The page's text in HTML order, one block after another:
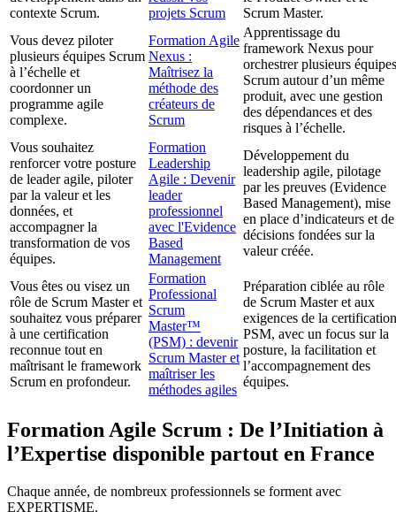
contexte Scrum.
projets Scrum
Scrum Master.
Vous devez piloter
plusieurs équipes Scrum
à l’échelle et
coordonner un
programme agile
complexe.
Formation Agile
Nexus :
Maîtrisez la
méthode des
créateurs de
Scrum
Apprentissage du
framework Nexus pour
orchestrer plusieurs équipes
Scrum autour d’un même
produit, avec une gestion
des dépendances et des
risques à l’échelle.
Vous souhaitez
renforcer votre posture
de leader agile, piloter
par la valeur et les
données, et
accompagner la
transformation de vos
équipes.
Formation
Leadership
Agile : Devenir
leader
professionnel
avec l'Evidence
Based
Management
Développement du
leadership agile, pilotage
par les preuves (Evidence
Based Management), mise
en place d’indicateurs et de
décisions fondées sur la
valeur créée.
Vous êtes ou visez un
rôle de Scrum Master et
souhaitez vous préparer
à une certification
reconnue tout en
maîtrisant le framework
Scrum en profondeur.
Formation
Professional
Scrum
Master™
(PSM) : devenir
Scrum Master et
maîtriser les
méthodes agiles
Préparation ciblée au rôle
de Scrum Master et aux
exigences de la certification
PSM, avec un focus sur la
posture, la facilitation et
l’accompagnement des
équipes.
Formation Agile Scrum : De l’Initiation à
l’Expertise disponible partout en France
Chaque année, de nombreux professionnels se forment avec
EXPERTISME.